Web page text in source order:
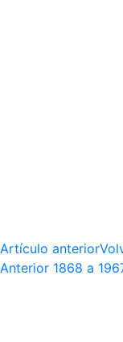
Artículo anterior
Anterior 1868 a